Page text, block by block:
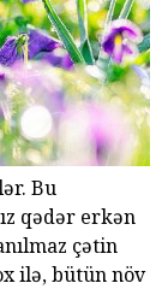
Bu
qədər erkən
çətin
ilə, bütün növ